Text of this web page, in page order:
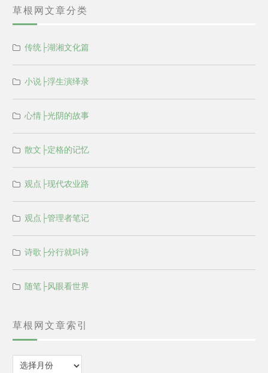
草根网文章分类
传统├湖湘文化篇
小说├浮生演绎录
心情├光阴的故事
散文├定格的记忆
观点├现代农业路
观点├管理者笔记
诗歌├分行就叫诗
随笔├风眼看世界
草根网文章索引
归